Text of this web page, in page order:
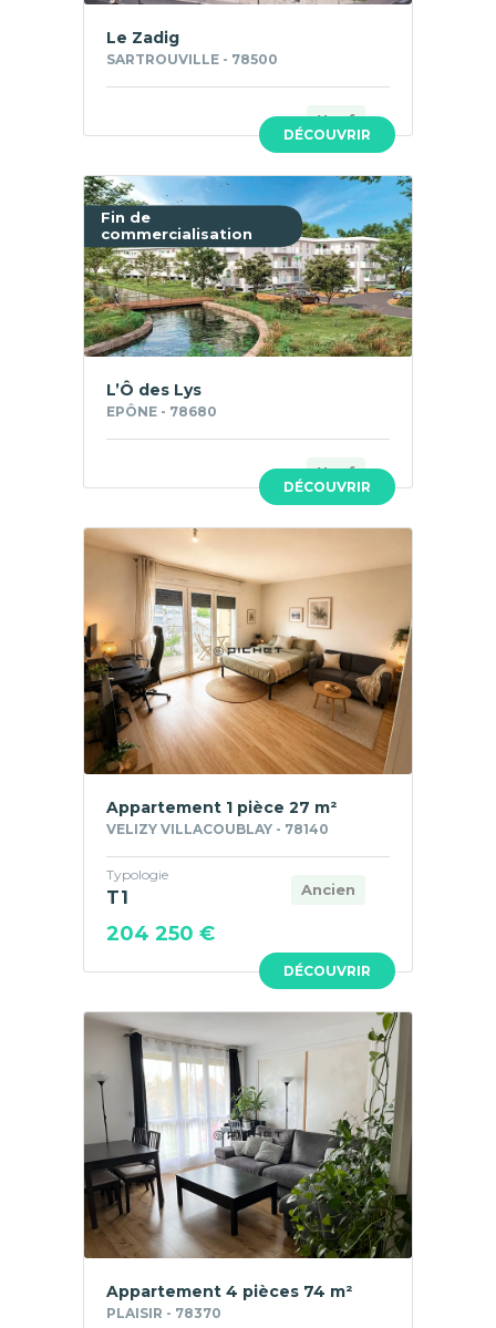
DÉCOUVRIR
Le Zadig
SARTROUVILLE - 78500
Neuf
Fin de
commercialisation
DÉCOUVRIR
L’Ô des Lys
EPÔNE - 78680
Neuf
DÉCOUVRIR
Appartement 1 pièce 27 m²
VELIZY VILLACOUBLAY - 78140
Ancien
Typologie
T1
204 250 €
Appartement 4 pièces 74 m²
PLAISIR - 78370